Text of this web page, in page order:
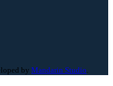
by Mandarin Studio